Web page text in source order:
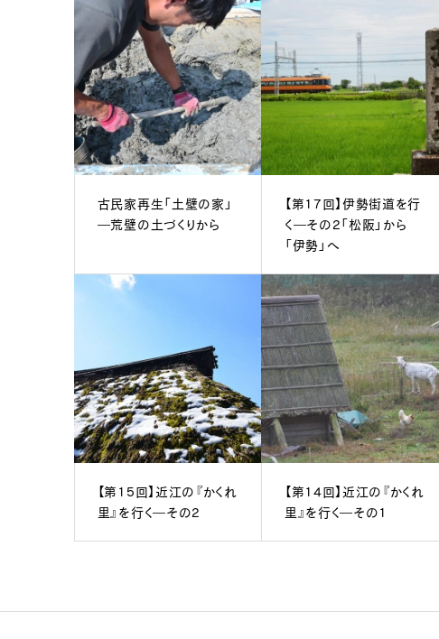
古民家再生「土壁の家」
―荒壁の土づくりから
【第17回】伊勢街道を行
く―その2「松阪」から
「伊勢」へ
【第15回】近江の『かくれ
里』を行く―その2
【第14回】近江の『かくれ
里』を行く―その1